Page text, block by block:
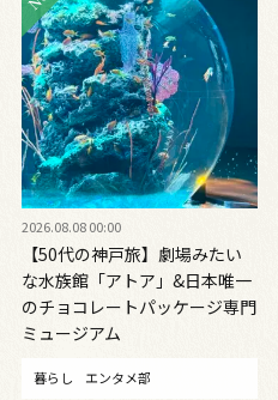
2026.08.08 00:00
【50代の神戸旅】劇場みたい
な水族館「アトア」&日本唯一
のチョコレートパッケージ専門
ミュージアム
暮らし エンタメ部